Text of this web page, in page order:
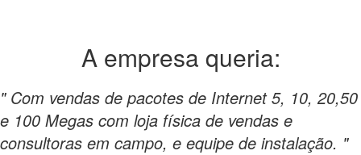
A empresa queria:
" Com vendas de pacotes de Internet 5, 10, 20,50
e 100 Megas com loja física de vendas e
consultoras em campo, e equipe de instalação. "